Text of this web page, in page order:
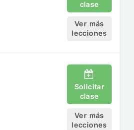
clase
Ver más
lecciones
Solicitar
clase
Ver más
lecciones